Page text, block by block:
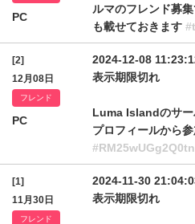
PC
ルマのフレンド募
も載せておきます
[2]
12月08日
フレンド
PC
2024-12-08
表示期限切れ
Luma Islandのサ
プロフィールから参
#RM25wUGg2Q0tn
[1]
11月30日
フレンド
2024-11-30
表示期限切れ